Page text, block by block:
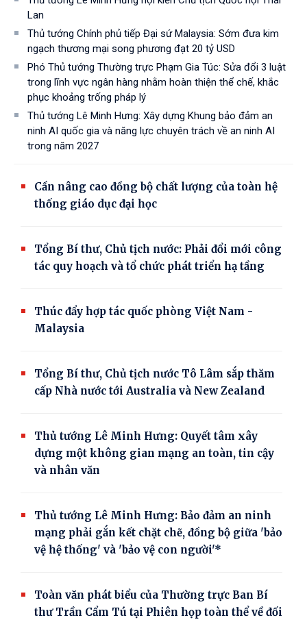
Lan
Thủ tướng Chính phủ tiếp Đại sứ Malaysia: Sớm đưa kim
ngạch thương mại song phương đạt 20 tỷ USD
Phó Thủ tướng Thường trực Phạm Gia Túc: Sửa đổi 3 luật
trong lĩnh vực ngân hàng nhằm hoàn thiện thể chế, khắc
phục khoảng trống pháp lý
Thủ tướng Lê Minh Hưng: Xây dựng Khung bảo đảm an
ninh AI quốc gia và năng lực chuyên trách về an ninh AI
trong năm 2027
Cần nâng cao đồng bộ chất lượng của toàn hệ
thống giáo dục đại học
Tổng Bí thư, Chủ tịch nước: Phải đổi mới công
tác quy hoạch và tổ chức phát triển hạ tầng
Thúc đẩy hợp tác quốc phòng Việt Nam -
Malaysia
Tổng Bí thư, Chủ tịch nước Tô Lâm sắp thăm
cấp Nhà nước tới Australia và New Zealand
Thủ tướng Lê Minh Hưng: Quyết tâm xây
dựng một không gian mạng an toàn, tin cậy
và nhân văn
Thủ tướng Lê Minh Hưng: Bảo đảm an ninh
mạng phải gắn kết chặt chẽ, đồng bộ giữa 'bảo
vệ hệ thống' và 'bảo vệ con người'*
Toàn văn phát biểu của Thường trực Ban Bí
thư Trần Cẩm Tú tại Phiên họp toàn thể về đối